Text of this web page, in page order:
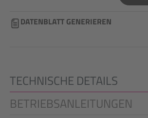
DATENBLATT GENERIEREN
TECHNISCHE DETAILS
BETRIEBSANLEITUNGEN